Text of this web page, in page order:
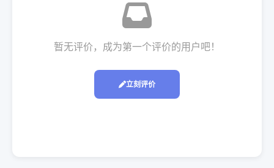
暂无评价，成为第一个评价的用户吧！
立刻评价